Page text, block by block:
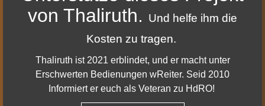
090 - Knochenschnitzerei (Zentr. Gondor, Lebennin)
090 - Goldnietenstab (Zentr. Gondor, Lebennin)
090 - Verblasstes Castamir-Medaillon (Zentr. Gondor,
https://www.lotro.com/forums/showthread.php?562247-
Update-15-1-2-Hotfix-Notes&goto=newpost
von Thaliruth.
Und helfe ihm die
Kosten zu tragen.
Thaliruth ist 2021 erblindet, und er macht unter
Erschwerten Bedienungen wReiter. Seid 2010
Informiert er euch als Veteran zu HdRO!